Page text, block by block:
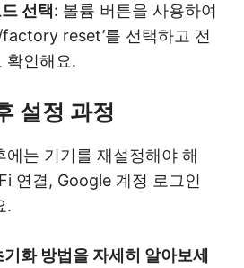
선택: 볼륨 버튼을 사용하여
reset’를 선택하고 전
확인해요.
설정 과정
에는 기기를 재설정해야 해
연결, Google 계정 로그인
.
화 방법을 자세히 알아보세